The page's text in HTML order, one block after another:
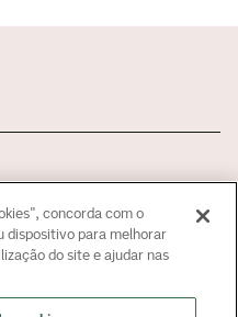
concorda com o
dispositivo para melhorar
do site e ajudar nas